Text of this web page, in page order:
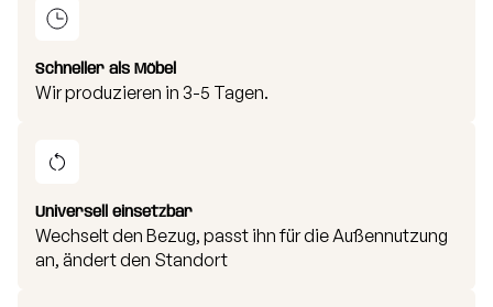
Wesentliche Waschempfehlungen:
Schneller als Möbel
Wir produzieren in 3-5 Tagen.
Universell einsetzbar
Wechselt den Bezug, passt ihn für die Außennutzung
an, ändert den Standort